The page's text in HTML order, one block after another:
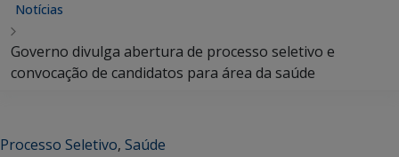
Notícias
Governo divulga abertura de processo seletivo e
convocação de candidatos para área da saúde
Processo Seletivo, Saúde